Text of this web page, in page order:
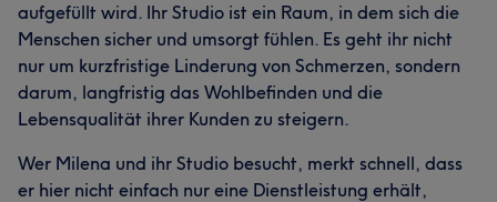
aufgefüllt wird. Ihr Studio ist ein Raum, in dem sich die
Menschen sicher und umsorgt fühlen. Es geht ihr nicht
nur um kurzfristige Linderung von Schmerzen, sondern
darum, langfristig das Wohlbefinden und die
Lebensqualität ihrer Kunden zu steigern.
Wer Milena und ihr Studio besucht, merkt schnell, dass
er hier nicht einfach nur eine Dienstleistung erhält,